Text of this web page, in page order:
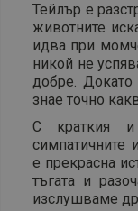
Тейлър е
животните
идва при
никой не
добре. Докато
знае точно
С краткия и
симпатичните
е прекрасна
тъгата и
изслушваме